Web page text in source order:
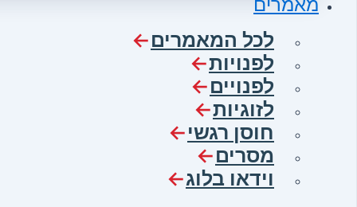
לכל המאמרים
לפנויות
לפנויים
לזוגיות
חוסן רגשי
מסרים
וידאו בלוג